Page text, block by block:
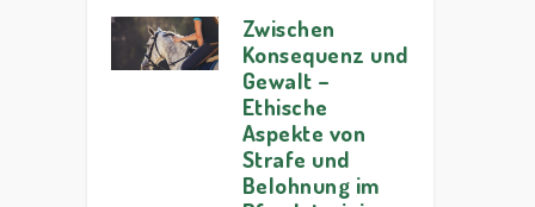
Zwischen
Konsequenz und
Gewalt –
Ethische
Aspekte von
Strafe und
Belohnung im